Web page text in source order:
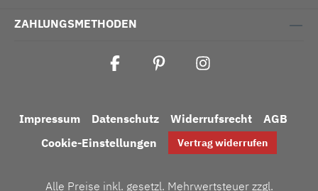
ZAHLUNGSMETHODEN
Impressum Datenschutz Widerrufsrecht
AGB
Cookie-Einstellungen
Vertrag widerrufen
Alle Preise inkl. gesetzl. Mehrwertsteuer zzgl.